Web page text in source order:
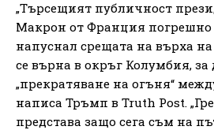
„Търсещият публичност
Макрон от Франция погрешно
напуснал срещата на върха на
се върна в окръг Колумбия, за
„прекратяване на огъня“
написа Тръмп в Truth Post.
представа защо сега съм на